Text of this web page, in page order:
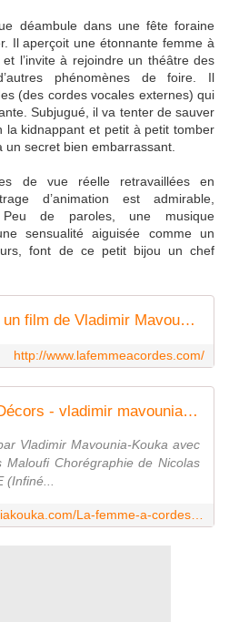
déambule dans une fête foraine
Il aperçoit une étonnante femme à
l’invite à rejoindre un théâtre des
phénomènes de foire. Il
(des cordes vocales externes) qui
Subjugué, il va tenter de sauver
kidnappant et petit à petit tomber
secret bien embarrassant.
de vue réelle retravaillées en
d’animation est admirable,
Peu de paroles, une musique
sensualité aiguisée comme un
font de ce petit bijou un chef
La Femme à Cordes - un film de Vladimir Mavounia-Kouka
http://www.lafemmeacordes.com/
La femme à cordes / Décors - vladimir mavounia-kouka
Vladimir Mavounia-Kouka avec
Maloufi Chorégraphie de Nicolas